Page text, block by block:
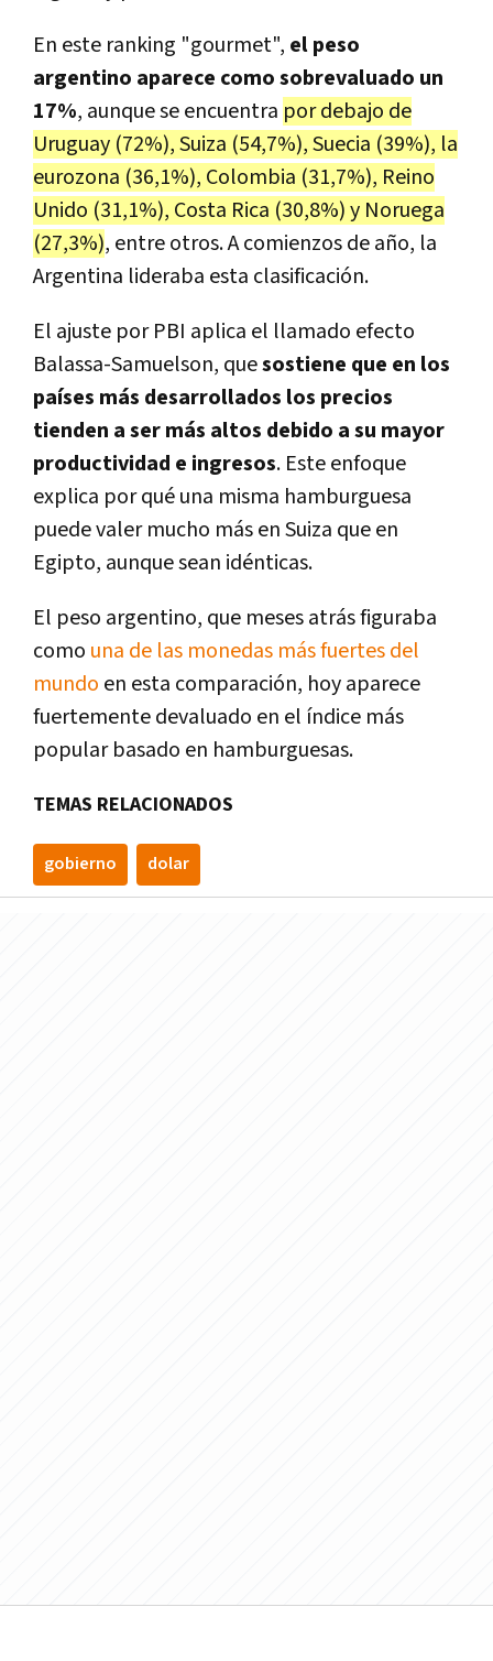
En este ranking "gourmet", el peso
argentino aparece como sobrevaluado un
17%, aunque se encuentra por debajo de
Uruguay (72%), Suiza (54,7%), Suecia (39%), la
eurozona (36,1%), Colombia (31,7%), Reino
Unido (31,1%), Costa Rica (30,8%) y Noruega
(27,3%), entre otros. A comienzos de año, la
Argentina lideraba esta clasificación.
El ajuste por PBI aplica el llamado efecto
Balassa-Samuelson, quesostiene que en los
países más desarrollados los precios
tienden a ser más altos debido a su mayor
productividad e ingresos. Este enfoque
explica por qué una misma hamburguesa
puede valer mucho más en Suiza que en
Egipto, aunque sean idénticas.
El peso argentino, que meses atrás figuraba
como una de las monedas más fuertes del
mundo en esta comparación, hoy aparece
fuertemente devaluado en el índice más
popular basado en hamburguesas.
TEMAS RELACIONADOS
gobierno dolar